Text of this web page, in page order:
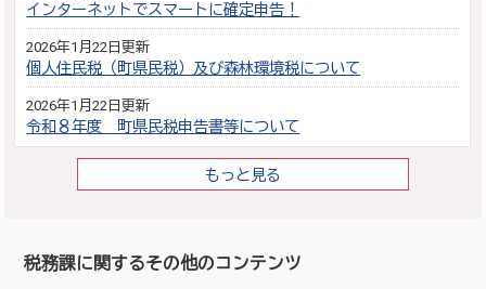
インターネットでスマートに確定申告！
2026年1月22日更新
個人住民税（町県民税）及び森林環境税について
2026年1月22日更新
令和８年度 町県民税申告書等について
もっと見る
税務課に関するその他のコンテンツ